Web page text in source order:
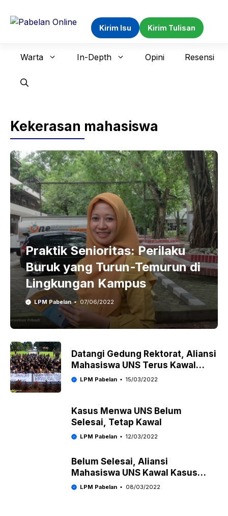
Kirim Isu Kirim Tulisan
Warta In-Depth Opini Resensi
Kekerasan mahasiswa
Praktik Senioritas: Perilaku
Buruk yang Turun-Temurun di
Lingkungan Kampus
LPM Pabelan 07/06/2022
Datangi Gedung Rektorat, Aliansi
Mahasiswa UNS Terus Kawal
Kasus Gilang
LPM Pabelan 15/03/2022
Kasus Menwa UNS Belum
Selesai, Tetap Kawal
LPM Pabelan 12/03/2022
Belum Selesai, Aliansi
Mahasiswa UNS Kawal Kasus
Kematian Gilang
LPM Pabelan 08/03/2022